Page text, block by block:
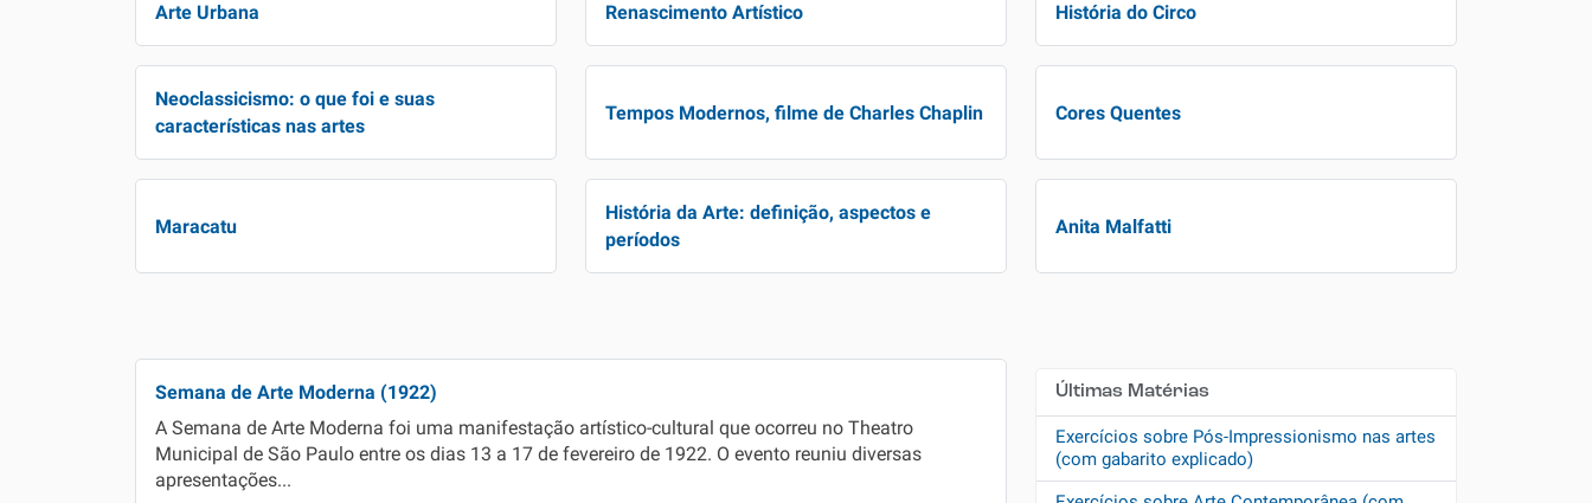
Arte Urbana Renascimento Artístico História do Circo
Neoclassicismo: o que foi e suas
características nas artes
Tempos Modernos, filme de Charles Chaplin Cores Quentes
Maracatu
História da Arte: definição, aspectos e
períodos
Anita Malfatti
Semana de Arte Moderna (1922)
A Semana de Arte Moderna foi uma manifestação artístico-cultural que ocorreu no Theatro
Municipal de São Paulo entre os dias 13 a 17 de fevereiro de 1922. O evento reuniu diversas
apresentações...
Últimas Matérias
Exercícios sobre Pós-Impressionismo nas artes
(com gabarito explicado)